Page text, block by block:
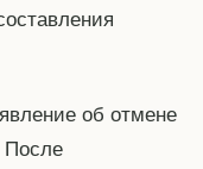
об отмене
После